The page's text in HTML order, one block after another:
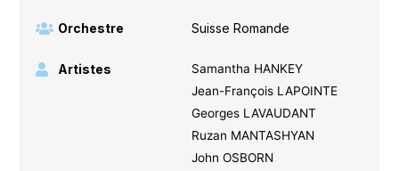
Orchestre Suisse Romande
Artistes
Samantha HANKEY
Jean-François LAPOINTE
Georges LAVAUDANT
Ruzan MANTASHYAN
John OSBORN